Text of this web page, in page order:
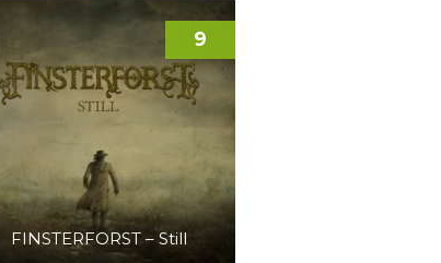
FINSTERFORST – Still
9